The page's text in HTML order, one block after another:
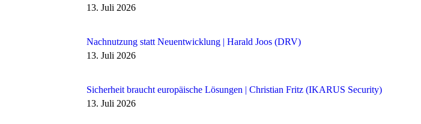
13. Juli 2026
Nachnutzung statt Neuentwicklung | Harald Joos (DRV)
13. Juli 2026
Sicherheit braucht europäische Lösungen | Christian Fritz (IKARUS Security)
13. Juli 2026